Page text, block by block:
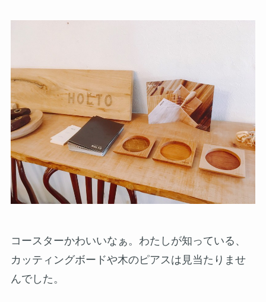
コースターかわいいなぁ。わたしが知っている、
カッティングボードや木のピアスは見当たりませ
んでした。